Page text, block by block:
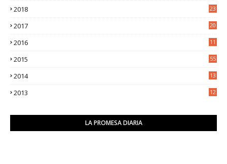
2018
23
2017
20
2016
11
2015 55
2014
13
2013
12
LA PROMESA DIARIA